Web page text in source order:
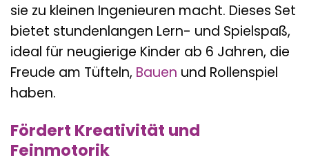
sie zu kleinen Ingenieuren macht. Dieses Set
bietet stundenlangen Lern- und Spielspaß,
ideal für neugierige Kinder ab 6 Jahren, die
Freude am Tüfteln, Bauen und Rollenspiel
haben.
Fördert Kreativität und
Feinmotorik